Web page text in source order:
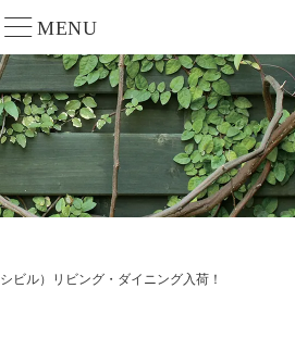
MENU
ビル）リビング・ダイニング入荷！